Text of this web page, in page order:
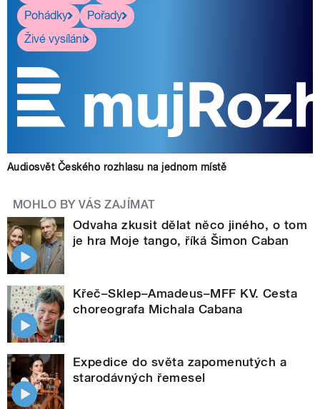
Pohádky
Pořady
Živé vysílání
Audiosvět Českého rozhlasu na jednom místě
MOHLO BY VÁS ZAJÍMAT
Odvaha zkusit dělat něco jiného, o tom
je hra Moje tango, říká Šimon Caban
Křeč–Sklep–Amadeus–MFF KV. Cesta
choreografa Michala Cabana
Expedice do světa zapomenutých a
starodávných řemesel